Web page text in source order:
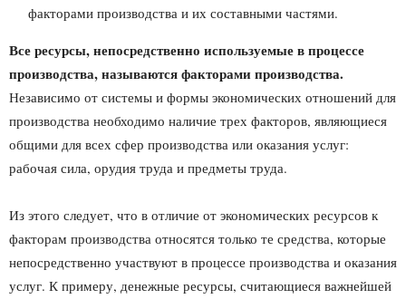
факторами производства и их составными частями.
Все ресурсы, непосредственно используемые в процессе
производства,называются факторами производства.
Независимо от системы и формы экономических отношений для
производства необходимо наличие трех факторов, являющиеся
общими для всех сфер производства или оказания услуг:
рабочая сила, орудия труда и предметы труда.
Из этого следует, что в отличие от экономических ресурсов к
факторам производства относятся только те средства, которые
непосредственно участвуют в процессе производства и оказания
услуг. К примеру, денежные ресурсы, считающиеся важнейшей